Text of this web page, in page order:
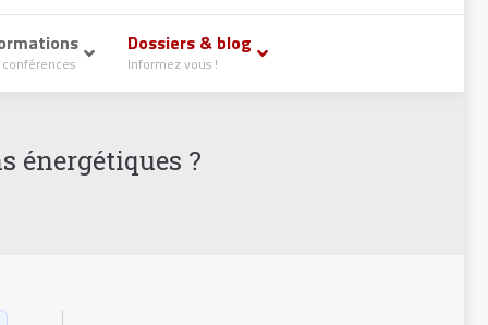
– Dossiers & blog –
Informez vous !
énergétiques ?